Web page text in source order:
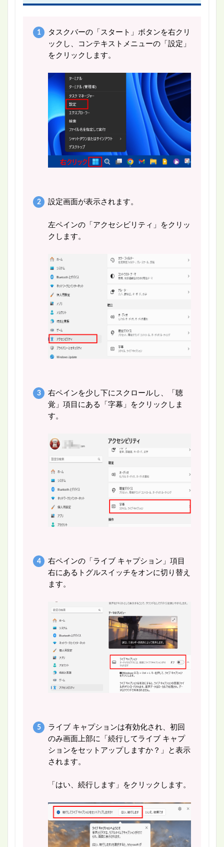
タスクバーの「スタート」ボタンを右クリ
ックし、コンテキストメニューの「設定」
をクリックします。
設定画面が表示されます。
左ペインの「アクセシビリティ」をクリッ
クします。
右ペインを少し下にスクロールし、「聴
覚」項目にある「字幕」をクリックしま
す。
右ペインの「ライブ キャプション」項目
右にあるトグルスイッチをオンに切り替え
ます。
ライブ キャプションは有効化され、初回
のみ画面上部に「続行してライブ キャプ
ションをセットアップしますか？」と表示
されます。
「はい、続行します」をクリックします。